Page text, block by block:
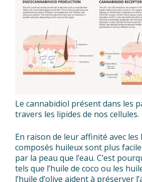
Le cannabidiol présent dans les
travers les lipides de nos cellules.
En raison de leur affinité avec les
composés huileux sont plus
par la peau que l’eau. C’est
tels que l’huile de coco ou les
l’huile d’olive aident à préserver